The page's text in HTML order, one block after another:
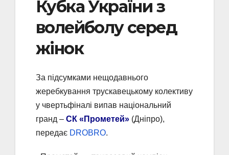
Кубка України з
волейболу серед
жінок
За підсумками нещодавнього
жеребкування трускавецькому колективу
у чвертьфіналі випав національний
гранд – СК «Прометей» (Дніпро),
передає DROBRO.